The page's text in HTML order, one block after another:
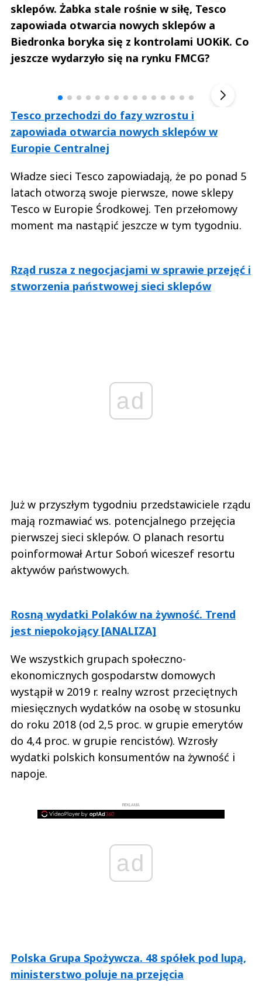
sklepów. Żabka stale rośnie w siłę, Tesco
zapowiada otwarcia nowych sklepów a
Biedronka boryka się z kontrolami UOKiK. Co
jeszcze wydarzyło się na rynku FMCG?
Tesco przechodzi do fazy wzrostu i
zapowiada otwarcia nowych sklepów w
Europie Centralnej
Władze sieci Tesco zapowiadają, że po ponad 5
latach otworzą swoje pierwsze, nowe sklepy
Tesco w Europie Środkowej. Ten przełomowy
moment ma nastąpić jeszcze w tym tygodniu.
Rząd rusza z negocjacjami w sprawie przejęć i
stworzenia państwowej sieci sklepów
ad
Już w przyszłym tygodniu przedstawiciele rządu
mają rozmawiać ws. potencjalnego przejęcia
pierwszej sieci sklepów. O planach resortu
poinformował Artur Soboń wiceszef resortu
aktywów państwowych.
Rosną wydatki Polaków na żywność. Trend
jest niepokojący [ANALIZA]
We wszystkich grupach społeczno-
ekonomicznych gospodarstw domowych
wystąpił w 2019 r. realny wzrost przeciętnych
miesięcznych wydatków na osobę w stosunku
do roku 2018 (od 2,5 proc. w grupie emerytów
do 4,4 proc. w grupie rencistów). Wzrosły
wydatki polskich konsumentów na żywność i
napoje.
REKLAMA
ad
Polska Grupa Spożywcza. 48 spółek pod lupą,
ministerstwo poluje na przejęcia
Andrzej i Marta Sterniccy